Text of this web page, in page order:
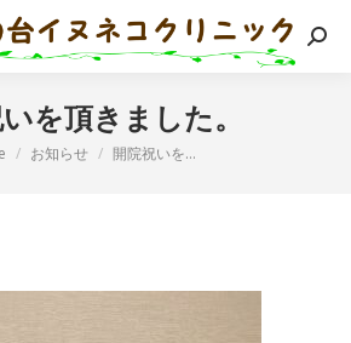
検
を頂きました。
地:お知らせ 開院祝いを…